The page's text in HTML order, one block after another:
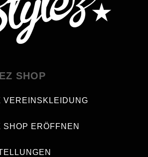
SHOP
VEREINSKLEIDUNG
ERÖFFNEN